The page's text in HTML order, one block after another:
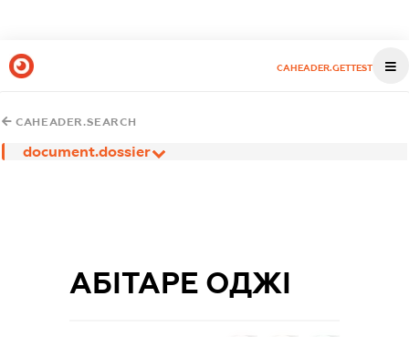
CAHEADER.GETTEST
CAHEADER.SEARCH
document.dossier
АБІТАРЕ ОДЖІ